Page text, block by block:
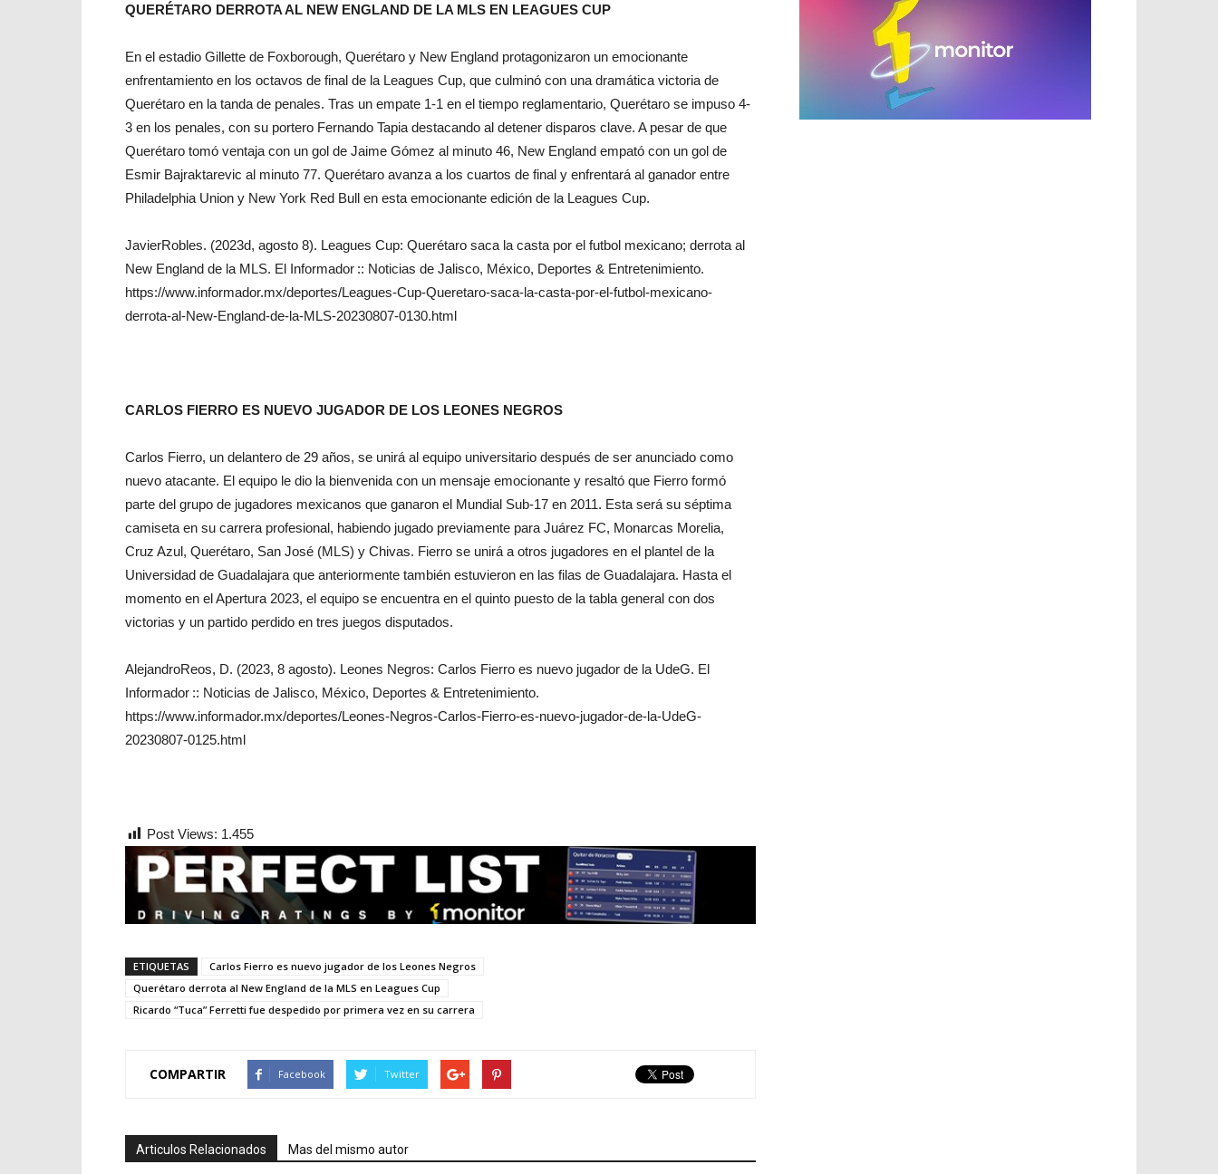
QUERÉTARO DERROTA AL NEW ENGLAND DE LA MLS EN LEAGUES CUP
En el estadio Gillette de Foxborough, Querétaro y New England protagonizaron un emocionante
enfrentamiento en los octavos de final de la Leagues Cup, que culminó con una dramática victoria de
Querétaro en la tanda de penales. Tras un empate 1-1 en el tiempo reglamentario, Querétaro se impuso 4-
3 en los penales, con su portero Fernando Tapia destacando al detener disparos clave. A pesar de que
Querétaro tomó ventaja con un gol de Jaime Gómez al minuto 46, New England empató con un gol de
Esmir Bajraktarevic al minuto 77. Querétaro avanza a los cuartos de final y enfrentará al ganador entre
Philadelphia Union y New York Red Bull en esta emocionante edición de la Leagues Cup.
JavierRobles. (2023d, agosto 8). Leagues Cup: Querétaro saca la casta por el futbol mexicano; derrota al
New England de la MLS. El Informador :: Noticias de Jalisco, México, Deportes & Entretenimiento.
https://www.informador.mx/deportes/Leagues-Cup-Queretaro-saca-la-casta-por-el-futbol-mexicano-
derrota-al-New-England-de-la-MLS-20230807-0130.html
CARLOS FIERRO ES NUEVO JUGADOR DE LOS LEONES NEGROS
Carlos Fierro, un delantero de 29 años, se unirá al equipo universitario después de ser anunciado como
nuevo atacante. El equipo le dio la bienvenida con un mensaje emocionante y resaltó que Fierro formó
parte del grupo de jugadores mexicanos que ganaron el Mundial Sub-17 en 2011. Esta será su séptima
camiseta en su carrera profesional, habiendo jugado previamente para Juárez FC, Monarcas Morelia,
Cruz Azul, Querétaro, San José (MLS) y Chivas. Fierro se unirá a otros jugadores en el plantel de la
Universidad de Guadalajara que anteriormente también estuvieron en las filas de Guadalajara. Hasta el
momento en el Apertura 2023, el equipo se encuentra en el quinto puesto de la tabla general con dos
victorias y un partido perdido en tres juegos disputados.
AlejandroReos, D. (2023, 8 agosto). Leones Negros: Carlos Fierro es nuevo jugador de la UdeG. El
Informador :: Noticias de Jalisco, México, Deportes & Entretenimiento.
https://www.informador.mx/deportes/Leones-Negros-Carlos-Fierro-es-nuevo-jugador-de-la-UdeG-
20230807-0125.html
Post Views: 1.455
ETIQUETAS
Carlos Fierro es nuevo jugador de los Leones Negros
Querétaro derrota al New England de la MLS en Leagues Cup
Ricardo “Tuca” Ferretti fue despedido por primera vez en su carrera
COMPARTIR Facebook Twitter
Articulos Relacionados Mas del mismo autor